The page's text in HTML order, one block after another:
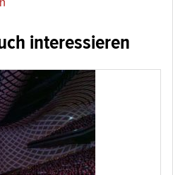
interessieren